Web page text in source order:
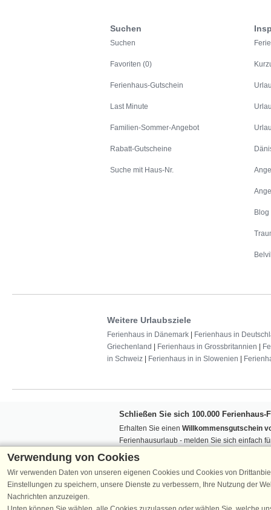
Suchen
Suchen
Favoriten (0)
Ferienhaus-Gutschein
Last Minute
Familien-Sommer-Angebot
Rabatt-Gutscheine
Suche mit Haus-Nr.
Blog
Weitere Urlaubsziele
Ferienhaus in Dänemark Ferienhaus in
Griechenland
Ferienhaus in Grossbritannien
in Schweiz
Ferienhaus in in Slowenien
Schließen Sie sich 100.000 Ferienhaus-
Erhalten Sie einen Willkommensgutschein
Ferienhausurlaub - melden Sie sich einfach
Verpassen Sie nie wieder exklusive
Verwendung von Cookies
Wir verwenden Daten von unseren eigenen Cookies und Cookies von
Einstellungen zu speichern, unsere Dienste zu verbessern, Ihre Nutzung der
Nachrichten anzuzeigen.